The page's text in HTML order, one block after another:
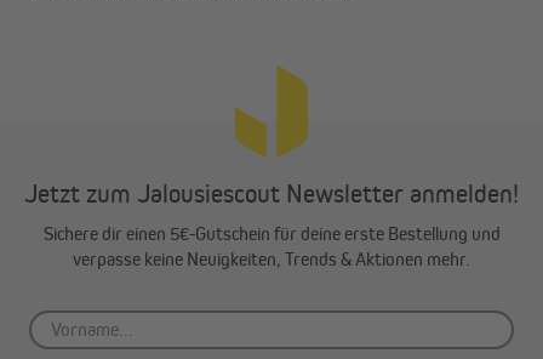
Jetzt zum Jalousiescout Newsletter anmelden!
Sichere dir einen 5€-Gutschein für deine erste Bestellung und
verpasse keine Neuigkeiten, Trends & Aktionen mehr.